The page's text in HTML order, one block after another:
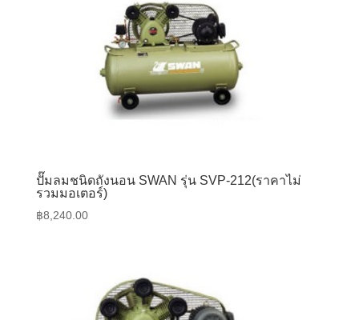
ปั๊มลมชนิดถังนอน SWAN รุ่น SVP-212(ราคาไม่
รวมมอเตอร์)
฿8,240.00